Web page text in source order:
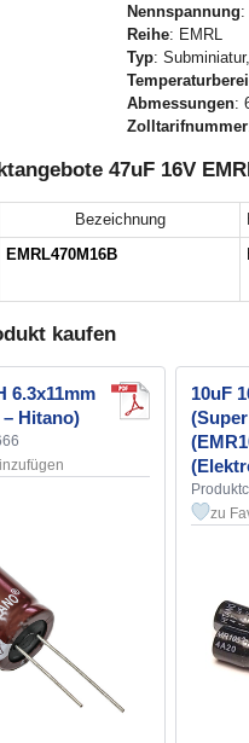
Nennspannung:
Reihe: EMRL
Typ:
Abmessungen:
Zolltarifnummer
47uF 16V
Bezeichnung
EMRL470M16B
kaufen
6.3x11mm
– Hitano)
10uF
zu